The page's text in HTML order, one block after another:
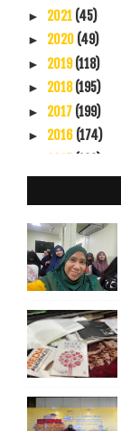
► 2021 (45)
► 2020 (49)
► 2019(118)
► 2018(195)
► 2017 (199)
► 2016 (174)
▼2013(53)
►Disember(1)
►November
►Oktober(3)
►Julai(1)
► Jun(5)
►Mei (5)
►April(4)
►Mac(5)